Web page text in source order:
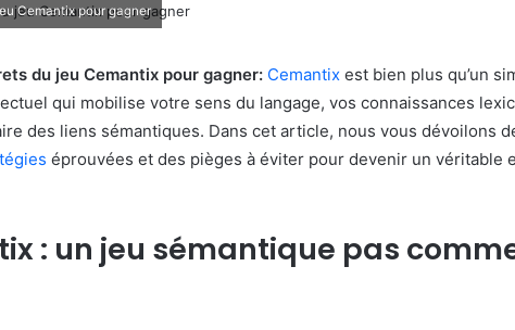
Cemantix pour gagner
du jeu Cemantix pour gagner: Cemantix est bien plus qu’un
qui mobilise votre sens du langage, vos connaissances
des liens sémantiques. Dans cet article, nous vous dévoilons
éprouvées et des pièges à éviter pour devenir un véritable
: un jeu sémantique pas